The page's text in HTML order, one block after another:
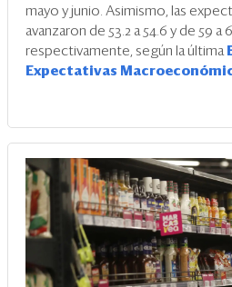
mayo y junio. Asimismo, las
avanzaron de 53.2 a 54.6 y de 59 a
respectivamente, según la última
Expectativas